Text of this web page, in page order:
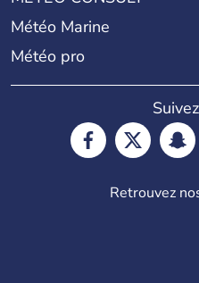
Météo Marine
Météo pro
Retrouvez